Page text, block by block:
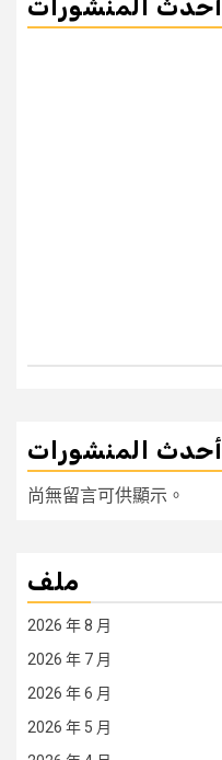
أحدث المنشورات
أحدث المنشورات
尚無留言可供顯示。
ملف
2026 年 8 月
2026 年 7 月
2026 年 6 月
2026 年 5 月